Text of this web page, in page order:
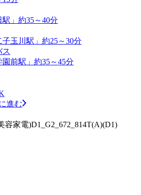
」約35～40分
玉川駅」約25～30分
ス
前駅」約35～45分
進む
家電)D1_G2_672_814T(A)(D1)